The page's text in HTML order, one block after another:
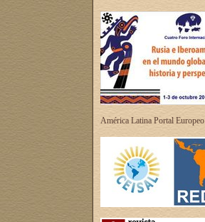
América Latina Portal Europeo